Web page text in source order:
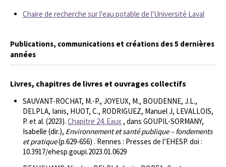
Chaire de recherche sur l'eau potable de l'Université Laval
Publications, communications et créations des 5 dernières
années
Livres, chapitres de livres et ouvrages collectifs
SAUVANT-ROCHAT, M.-P., JOYEUX, M., BOUDENNE, J.L.,
DELPLA, Ianis, HUOT, C., RODRIGUEZ, Manuel J, LEVALLOIS,
P. et al. (2023). Chapitre 24. Eaux, dans GOUPIL-SORMANY,
Isabelle (dir.), Environnement et santé publique – fondements
et pratique(p.629-656) . Rennes : Presses de l’EHESP. doi :
10.3917/ehesp.goupi.2023.01.0629